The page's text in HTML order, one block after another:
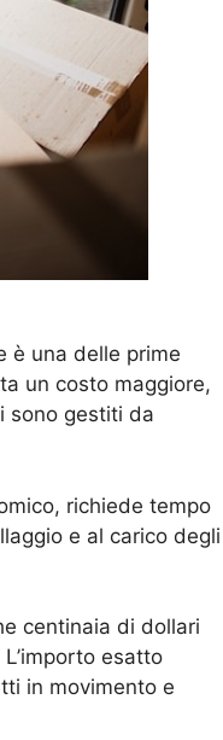
è una delle prime
un costo maggiore,
sono gestiti da
richiede tempo
e al carico degli
centinaia di dollari
esatto
in movimento e